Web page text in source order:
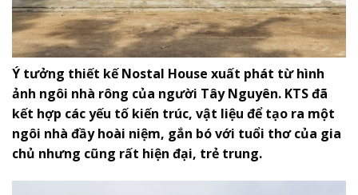
Ý tưởng thiết kế Nostal House xuất phát từ hình
ảnh ngôi nhà rông của người Tây Nguyên. KTS đã
kết hợp các yếu tố kiến trúc, vật liệu để tạo ra một
ngôi nhà đầy hoài niệm, gắn bó với tuổi thơ của gia
chủ nhưng cũng rất hiện đại, trẻ trung.